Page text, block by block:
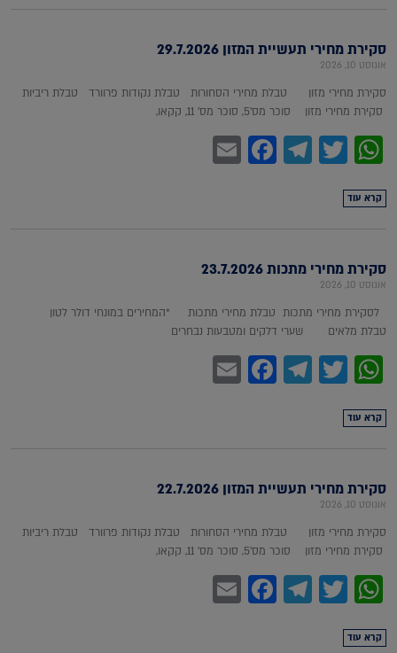
סקירת מחירי תעשיית המזון 29.7.2026
אוגוסט 10, 2026
סקירת מחירי מזון טבלת מחירי הסחורות טבלת נקודות פרוורד טבלת ריביות
סקירת מחירי מזון סוכר מס'5, סוכר מס' 11, קקאו,
WhatsApp
Twitter
Telegram
Facebook
קרא עוד
סקירת מחירי מתכות 23.7.2026
אוגוסט 10, 2026
לסקירת מחירי מתכות טבלת מחירי מתכות *המחירים במונחי דולר לטון
טבלת מלאים שערי דלקים ומטבעות נבחרים
WhatsApp
Twitter
Telegram
Facebook
קרא עוד
סקירת מחירי תעשיית המזון 22.7.2026
אוגוסט 10, 2026
סקירת מחירי מזון טבלת מחירי הסחורות טבלת נקודות פרוורד טבלת ריביות
סקירת מחירי מזון סוכר מס'5, סוכר מס' 11, קקאו,
WhatsApp
Twitter
Telegram
Facebook
קרא עוד